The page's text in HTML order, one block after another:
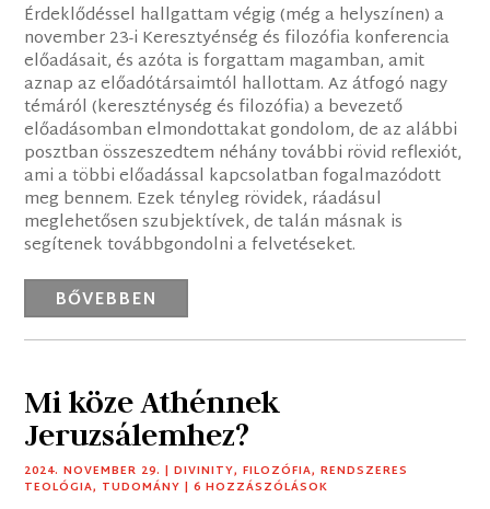
Érdeklődéssel hallgattam végig (még a helyszínen) a
november 23-i Keresztyénség és filozófia konferencia
előadásait, és azóta is forgattam magamban, amit
aznap az előadótársaimtól hallottam. Az átfogó nagy
témáról (kereszténység és filozófia) a bevezető
előadásomban elmondottakat gondolom, de az alábbi
posztban összeszedtem néhány további rövid reflexiót,
ami a többi előadással kapcsolatban fogalmazódott
meg bennem. Ezek tényleg rövidek, ráadásul
meglehetősen szubjektívek, de talán másnak is
segítenek továbbgondolni a felvetéseket.
BŐVEBBEN
Mi köze Athénnek
Jeruzsálemhez?
2024. NOVEMBER 29. |DIVINITY,FILOZÓFIA,RENDSZERES
TEOLÓGIA, TUDOMÁNY | 6 HOZZÁSZÓLÁSOK